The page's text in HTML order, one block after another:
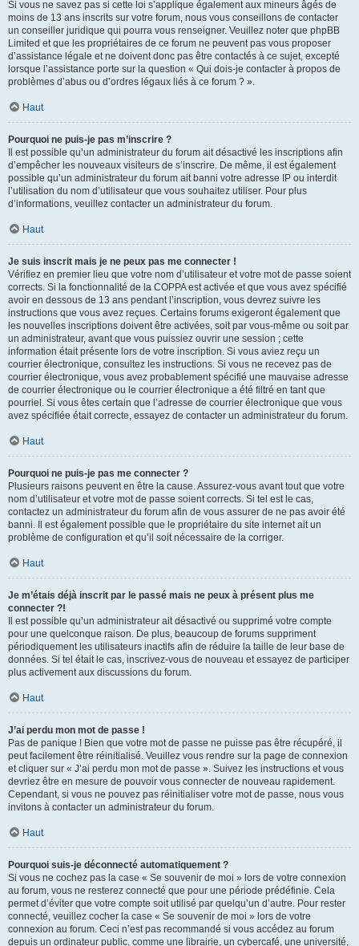
Si vous ne savez pas si cette loi s’applique également aux mineurs âgés de
moins de 13 ans inscrits sur votre forum, nous vous conseillons de contacter
un conseiller juridique qui pourra vous renseigner. Veuillez noter que phpBB
Limited et que les propriétaires de ce forum ne peuvent pas vous proposer
d’assistance légale et ne doivent donc pas être contactés à ce sujet, excepté
lorsque l’assistance porte sur la question « Qui dois-je contacter à propos de
problèmes d’abus ou d’ordres légaux liés à ce forum ? ».
Haut
Pourquoi ne puis-je pas m’inscrire ?
Il est possible qu’un administrateur du forum ait désactivé les inscriptions afin
d’empêcher les nouveaux visiteurs de s’inscrire. De même, il est également
possible qu’un administrateur du forum ait banni votre adresse IP ou interdit
l’utilisation du nom d’utilisateur que vous souhaitez utiliser. Pour plus
d’informations, veuillez contacter un administrateur du forum.
Haut
Je suis inscrit mais je ne peux pas me connecter !
Vérifiez en premier lieu que votre nom d’utilisateur et votre mot de passe soient
corrects. Si la fonctionnalité de la COPPA est activée et que vous avez spécifié
avoir en dessous de 13 ans pendant l’inscription, vous devrez suivre les
instructions que vous avez reçues. Certains forums exigeront également que
les nouvelles inscriptions doivent être activées, soit par vous-même ou soit par
un administrateur, avant que vous puissiez ouvrir une session ; cette
information était présente lors de votre inscription. Si vous aviez reçu un
courrier électronique, consultez les instructions. Si vous ne recevez pas de
courrier électronique, vous avez probablement spécifié une mauvaise adresse
de courrier électronique ou le courrier électronique a été filtré en tant que
pourriel. Si vous êtes certain que l’adresse de courrier électronique que vous
avez spécifiée était correcte, essayez de contacter un administrateur du forum.
Haut
Pourquoi ne puis-je pas me connecter ?
Plusieurs raisons peuvent en être la cause. Assurez-vous avant tout que votre
nom d’utilisateur et votre mot de passe soient corrects. Si tel est le cas,
contactez un administrateur du forum afin de vous assurer de ne pas avoir été
banni. Il est également possible que le propriétaire du site internet ait un
problème de configuration et qu’il soit nécessaire de la corriger.
Haut
Je m’étais déjà inscrit par le passé mais ne peux à présent plus me
connecter ?!
Il est possible qu’un administrateur ait désactivé ou supprimé votre compte
pour une quelconque raison. De plus, beaucoup de forums suppriment
périodiquement les utilisateurs inactifs afin de réduire la taille de leur base de
données. Si tel était le cas, inscrivez-vous de nouveau et essayez de participer
plus activement aux discussions du forum.
Haut
J’ai perdu mon mot de passe !
Pas de panique ! Bien que votre mot de passe ne puisse pas être récupéré, il
peut facilement être réinitialisé. Veuillez vous rendre sur la page de connexion
et cliquer sur « J’ai perdu mon mot de passe ». Suivez les instructions et vous
devriez être en mesure de pouvoir vous connecter de nouveau rapidement.
Cependant, si vous ne pouvez pas réinitialiser votre mot de passe, nous vous
invitons à contacter un administrateur du forum.
Haut
Pourquoi suis-je déconnecté automatiquement ?
Si vous ne cochez pas la case « Se souvenir de moi » lors de votre connexion
au forum, vous ne resterez connecté que pour une période prédéfinie. Cela
permet d’éviter que votre compte soit utilisé par quelqu’un d’autre. Pour rester
connecté, veuillez cocher la case « Se souvenir de moi » lors de votre
connexion au forum. Ceci n’est pas recommandé si vous accédez au forum
depuis un ordinateur public, comme une librairie, un cybercafé, une université,